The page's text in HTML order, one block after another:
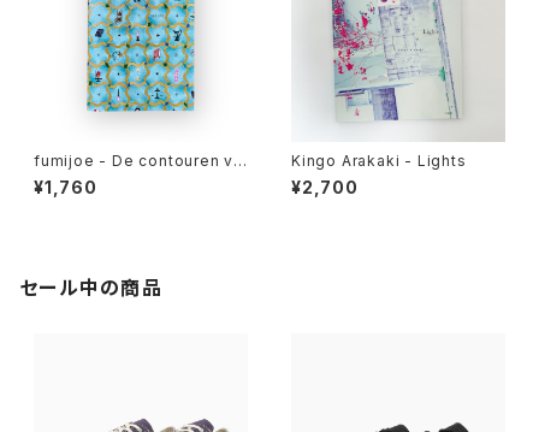
fumijoe - De contouren va
n introspectie
¥1,760
Kingo Arakaki - Lights
¥2,700
セール中の商品